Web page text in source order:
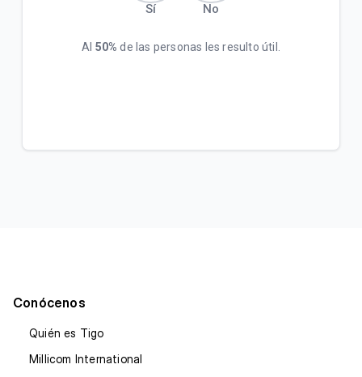
Sí No
Al 50% de las personas les resulto útil.
Conócenos
Quién es Tigo
Millicom International